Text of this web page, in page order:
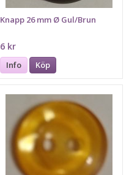
Knapp 26 mm Ø Gul/Brun
6 kr
Info Köp